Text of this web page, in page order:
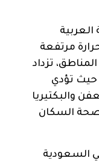
مرتفعة
تزداد
حيث تؤدي
والبكتيريا
صحة السكان
السعودية